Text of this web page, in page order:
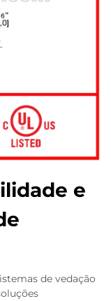
e
de vedação